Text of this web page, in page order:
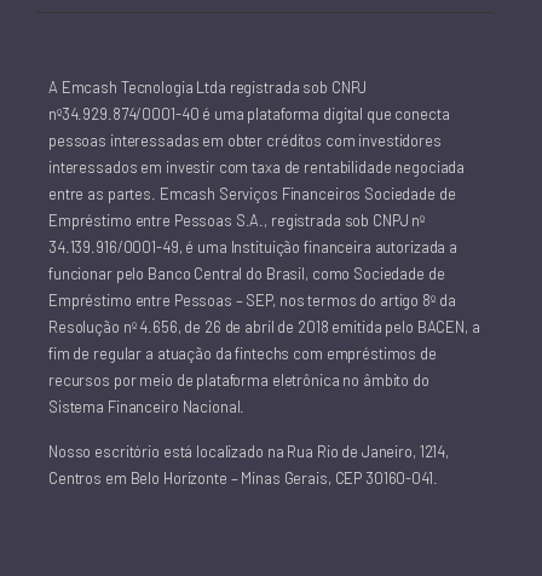
A Emcash Tecnologia Ltda registrada sob CNPJ
nº34.929.874/0001-40 é uma plataforma digital que conecta
pessoas interessadas em obter créditos com investidores
interessados em investir com taxa de rentabilidade negociada
entre as partes. Emcash Serviços Financeiros Sociedade de
Empréstimo entre Pessoas S.A., registrada sob CNPJ nº
34.139.916/0001-49, é uma Instituição financeira autorizada a
funcionar pelo Banco Central do Brasil, como Sociedade de
Empréstimo entre Pessoas – SEP, nos termos do artigo 8º da
Resolução nº 4.656, de 26 de abril de 2018 emitida pelo BACEN, a
fim de regular a atuação da fintechs com empréstimos de
recursos por meio de plataforma eletrônica no âmbito do
Sistema Financeiro Nacional.
Nosso escritório está localizado na Rua Rio de Janeiro, 1214,
Centros em Belo Horizonte – Minas Gerais, CEP 30160-041.